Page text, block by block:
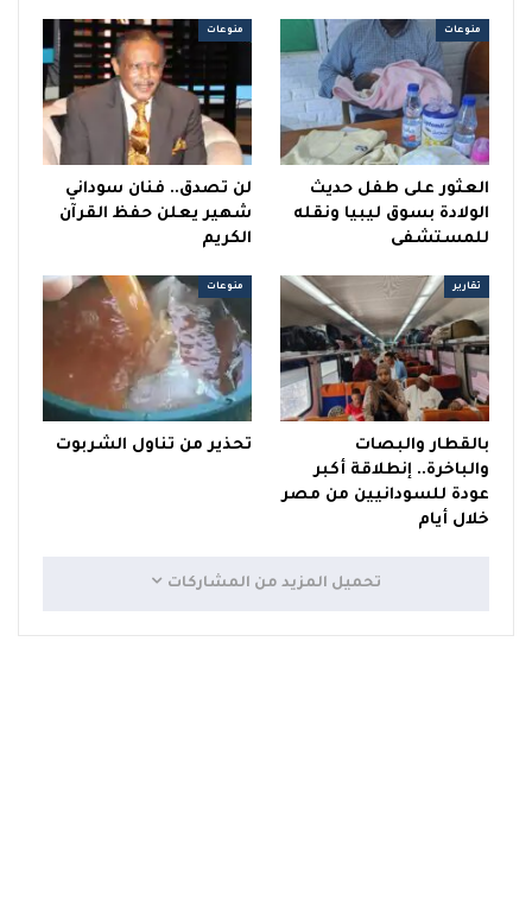
منوعات
العثور على طفل حديث
الولادة بسوق ليبيا ونقله
للمستشفى
منوعات
لن تصدق.. فنان سوداني
شهير يعلن حفظ القرآن
الكريم
تقارير
بالقطار والبصات
والباخرة.. إنطلاقة أكبر
عودة للسودانيين من مصر
خلال أيام
منوعات
تحذير من تناول الشربوت
تحميل المزيد من المشاركات